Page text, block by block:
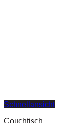
Schnellansicht
Couchtisch